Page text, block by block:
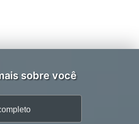
sobre você